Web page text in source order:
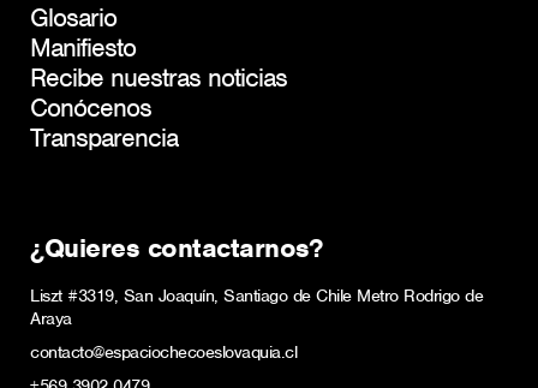
Glosario
Manifiesto
Recibe nuestras noticias
Conócenos
Transparencia
¿Quieres contactarnos?
Liszt #3319, San Joaquín, Santiago de Chile Metro Rodrigo de
Araya
contacto@espaciochecoeslovaquia.cl